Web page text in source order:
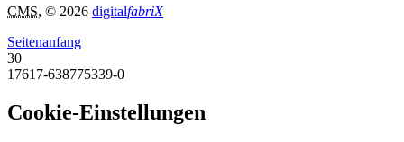
CMS, © 2026 digitalfabriX
Seitenanfang
30
17617-638775339-0
Cookie-Einstellungen